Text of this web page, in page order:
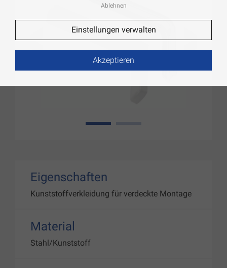
1
Eigenschaften
Kunststoffverkleidung für verdeckte Montage
Material
Stahl/Kunststoff
Ablehnen
Einstellungen verwalten
Akzeptieren